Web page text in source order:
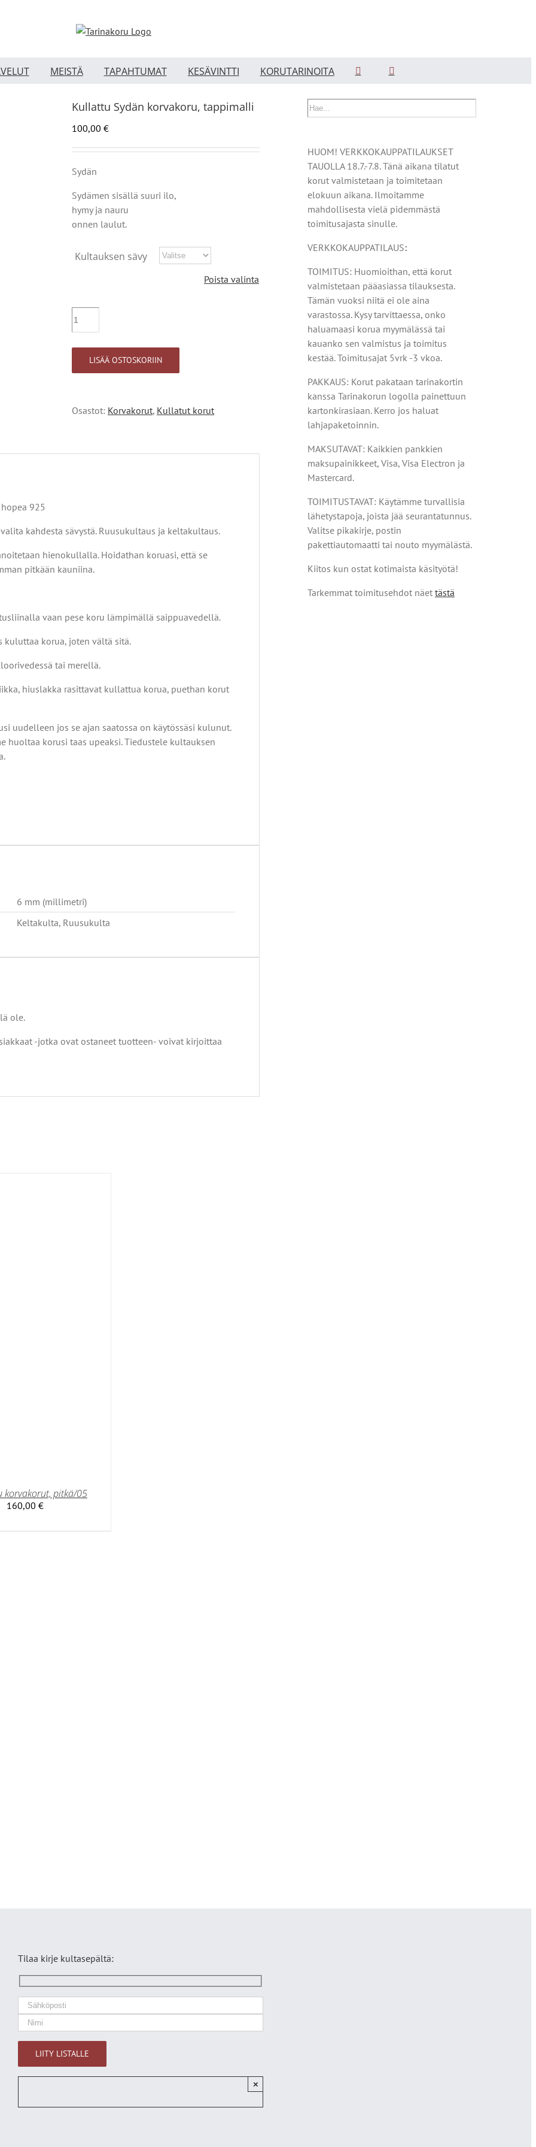
MEISTÄ TAPAHTUMAT KESÄVINTTI KORUTARINOITA
Kullattu Sydän korvakoru, tappimalli
100,00 €
Sydän
Sydämen sisällä suuri ilo,
hymy ja nauru
onnen laulut.
Kultauksen sävy
Poista valinta
Kullattu
tappimalli
määrä
LISÄÄ OSTOSKORIIN
Osastot: Korvakorut, Kullatut korut
925
kahdesta sävystä. Ruusukultaus ja keltakultaus.
hienokullalla. Hoidathan koruasi, että se
pitkään kauniina.
vaan pese koru lämpimällä saippuavedellä.
kuluttaa korua, joten vältä sitä.
tai merellä.
hiuslakka rasittavat kullattua korua, puethan korut
uudelleen jos se ajan saatossa on käytössäsi kulunut.
huoltaa korusi taas upeaksi. Tiedustele kultauksen
6 mm (millimetri)
Keltakulta, Ruusukulta
ole.
-jotka ovat ostaneet tuotteen- voivat kirjoittaa
korvakorut, pitkä/05
160,00 €
HUOM! VERKKOKAUPPATILAUKSET
TAUOLLA 18.7.-7.8. Tänä aikana tilatut
korut valmistetaan ja toimitetaan
elokuun aikana. Ilmoitamme
mahdollisesta vielä pidemmästä
toimitusajasta sinulle.
VERKKOKAUPPATILAUS:
TOIMITUS: Huomioithan, että korut
valmistetaan pääasiassa tilauksesta.
Tämän vuoksi niitä ei ole aina
varastossa. Kysy tarvittaessa, onko
haluamaasi korua myymälässä tai
kauanko sen valmistus ja toimitus
kestää. Toimitusajat 5vrk -3 vkoa.
PAKKAUS: Korut pakataan tarinakortin
kanssa Tarinakorun logolla painettuun
kartonkirasiaan. Kerro jos haluat
lahjapaketoinnin.
MAKSUTAVAT: Kaikkien pankkien
maksupainikkeet, Visa, Visa Electron ja
Mastercard.
TOIMITUSTAVAT: Käytämme turvallisia
lähetystapoja, joista jää seurantatunnus.
Valitse pikakirje, postin
pakettiautomaatti tai nouto myymälästä.
Kiitos kun ostat kotimaista käsityötä!
Tarkemmat toimitusehdot näet tästä
Tilaa kirje kultasepältä:
×